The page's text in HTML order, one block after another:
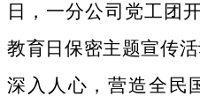
日，一分公司党工团
教育日保密主题宣传
深入人心，营造全民